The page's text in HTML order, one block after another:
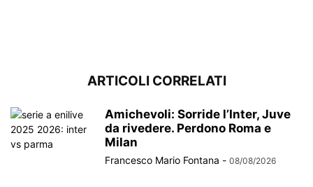
ARTICOLI CORRELATI
Amichevoli: Sorride l’Inter, Juve
da rivedere. Perdono Roma e
Milan
Francesco Mario Fontana - 08/08/2026